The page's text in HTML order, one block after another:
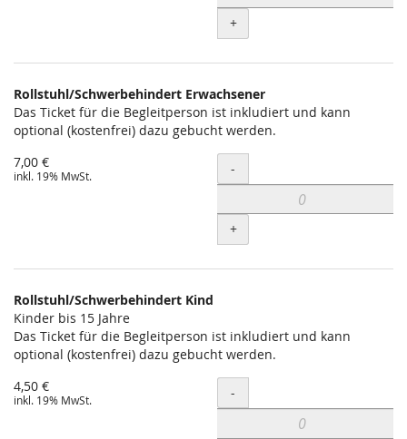
+
Rollstuhl/Schwerbehindert Erwachsener
Das Ticket für die Begleitperson ist inkludiert und kann
optional (kostenfrei) dazu gebucht werden.
7,00 €
inkl. 19% MwSt. Menge
-
+
Rollstuhl/Schwerbehindert Kind
Kinder bis 15 Jahre
Das Ticket für die Begleitperson ist inkludiert und kann
optional (kostenfrei) dazu gebucht werden.
4,50 €
inkl. 19% MwSt. Menge
-